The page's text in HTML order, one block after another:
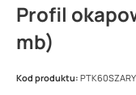
Profil
mb)
Kod produktu: PTK60SZARY